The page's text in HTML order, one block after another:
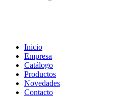
Inicio
Empresa
Catálogo
Productos
Novedades
Contacto